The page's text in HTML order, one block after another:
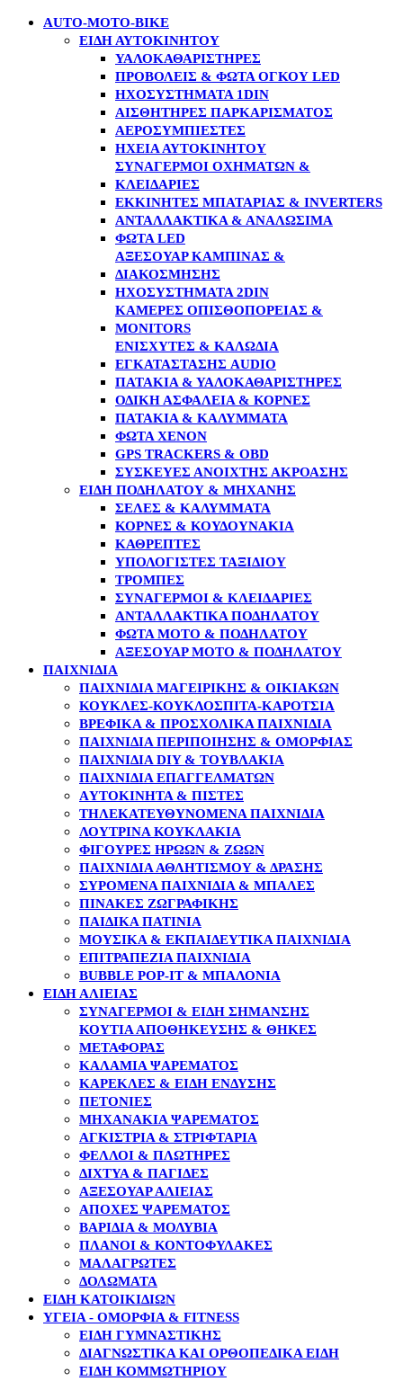
AUTO-MOTO-BIKE
ΕΊΔΗ ΑΥΤΟΚΙΝΉΤΟΥ
ΥΑΛΟΚΑΘΑΡΙΣΤΉΡΕΣ
ΠΡΟΒΟΛΕΊΣ & ΦΏΤΑ ΌΓΚΟΥ LED
ΗΧΟΣΥΣΤΉΜΑΤΑ 1DIN
ΑΙΣΘΗΤΉΡΕΣ ΠΑΡΚΑΡΊΣΜΑΤΟΣ
ΑΕΡΟΣΥΜΠΙΕΣΤΈΣ
ΗΧΕΊΑ ΑΥΤΟΚΙΝΉΤΟΥ
ΣΥΝΑΓΕΡΜΟΊ ΟΧΗΜΆΤΩΝ &
ΚΛΕΙΔΑΡΙΈΣ
ΕΚΚΙΝΗΤΈΣ ΜΠΑΤΑΡΊΑΣ & INVERTERS
ΑΝΤΑΛΛΑΚΤΙΚΆ & ΑΝΑΛΏΣΙΜΑ
ΦΏΤΑ LED
ΑΞΕΣΟΥΆΡ ΚΑΜΠΊΝΑΣ &
ΔΙΑΚΌΣΜΗΣΗΣ
ΗΧΟΣΥΣΤΉΜΑΤΑ 2DIN
ΚΆΜΕΡΕΣ ΟΠΙΣΘΟΠΟΡΕΊΑΣ &
MONITORS
ΕΝΙΣΧΥΤΈΣ & ΚΑΛΏΔΙΑ
ΕΓΚΑΤΆΣΤΑΣΗΣ AUDIO
ΠΑΤΆΚΙΑ & ΥΑΛΟΚΑΘΑΡΙΣΤΉΡΕΣ
ΟΔΙΚΉ ΑΣΦΆΛΕΙΑ & ΚΌΡΝΕΣ
ΠΑΤΆΚΙΑ & ΚΑΛΎΜΜΑΤΑ
ΦΏΤΑ XENON
GPS TRACKERS & OBD
ΣΥΣΚΕΥΈΣ ΑΝΟΙΧΤΉΣ ΑΚΡΌΑΣΗΣ
ΕΊΔΗ ΠΟΔΗΛΆΤΟΥ & ΜΗΧΑΝΉΣ
ΣΈΛΕΣ & ΚΑΛΎΜΜΑΤΑ
ΚΌΡΝΕΣ & ΚΟΥΔΟΥΝΆΚΙΑ
ΚΑΘΡΈΠΤΕΣ
ΥΠΟΛΟΓΙΣΤΈΣ ΤΑΞΙΔΊΟΥ
ΤΡΌΜΠΕΣ
ΣΥΝΑΓΕΡΜΟΊ & ΚΛΕΙΔΑΡΙΈΣ
ΑΝΤΑΛΛΑΚΤΙΚΆ ΠΟΔΗΛΆΤΟΥ
ΦΏΤΑ MOTO & ΠΟΔΗΛΆΤΟΥ
ΑΞΕΣΟΥΆΡ MOTO & ΠΟΔΗΛΆΤΟΥ
ΠΑΙΧΝΙΔΙΑ
ΠΑΙΧΝΊΔΙΑ ΜΑΓΕΙΡΙΚΉΣ & ΟΙΚΙΑΚΏΝ
ΚΟΎΚΛΕΣ-ΚΟΥΚΛΌΣΠΙΤΑ-ΚΑΡΌΤΣΙΑ
ΒΡΕΦΙΚΆ & ΠΡΟΣΧΟΛΙΚΆ ΠΑΙΧΝΊΔΙΑ
ΠΑΙΧΝΊΔΙΑ ΠΕΡΙΠΟΊΗΣΗΣ & ΟΜΟΡΦΙΆΣ
ΠΑΙΧΝΊΔΙΑ DIY & ΤΟΥΒΛΆΚΙΑ
ΠΑΙΧΝΊΔΙΑ ΕΠΑΓΓΕΛΜΆΤΩΝ
AΥΤΟΚΊΝΗΤΑ & ΠΊΣΤΕΣ
ΤΗΛΕΚΑΤΕΥΘΥΝΌΜΕΝΑ ΠΑΙΧΝΊΔΙΑ
ΛΟΎΤΡΙΝΑ ΚΟΥΚΛΆΚΙΑ
ΦΙΓΟΎΡΕΣ ΗΡΏΩΝ & ΖΏΩΝ
ΠΑΙΧΝΊΔΙΑ ΑΘΛΗΤΙΣΜΟΎ & ΔΡΆΣΗΣ
ΣΥΡΌΜΕΝΑ ΠΑΙΧΝΊΔΙΑ & ΜΠΆΛΕΣ
ΠΊΝΑΚΕΣ ΖΩΓΡΑΦΙΚΉΣ
ΠΑΙΔΙΚΆ ΠΑΤΊΝΙΑ
ΜΟΥΣΙΚΆ & ΕΚΠΑΙΔΕΥΤΙΚΆ ΠΑΙΧΝΊΔΙΑ
ΕΠΙΤΡΑΠΈΖΙΑ ΠΑΙΧΝΊΔΙΑ
BUBBLE POP-IT & ΜΠΑΛΌΝΙΑ
ΕΙΔΗ ΑΛΙΕΙΑΣ
ΣΥΝΑΓΕΡΜΟΊ & ΕΊΔΗ ΣΉΜΑΝΣΗΣ
ΚΟΥΤΙΆ ΑΠΟΘΉΚΕΥΣΗΣ & ΘΉΚΕΣ
ΜΕΤΑΦΟΡΆΣ
ΚΑΛΆΜΙΑ ΨΑΡΈΜΑΤΟΣ
ΚΑΡΈΚΛΕΣ & ΕΊΔΗ ΈΝΔΥΣΗΣ
ΠΕΤΟΝΙΈΣ
ΜΗΧΑΝΆΚΙΑ ΨΑΡΈΜΑΤΟΣ
ΑΓΚΊΣΤΡΙΑ & ΣΤΡΙΦΤΆΡΙΑ
ΦΕΛΛΟΊ & ΠΛΩΤΉΡΕΣ
ΔΊΧΤΥΑ & ΠΑΓΊΔΕΣ
ΑΞΕΣΟΥΆΡ ΑΛΙΕΊΑΣ
ΑΠΌΧΕΣ ΨΑΡΈΜΑΤΟΣ
ΒΑΡΊΔΙΑ & ΜΟΛΎΒΙΑ
ΠΛΆΝΟΙ & ΚΟΝΤΟΦΎΛΑΚΕΣ
ΜΑΛΑΓΡΩΤΈΣ
ΔΟΛΏΜΑΤΑ
ΕΙΔΗ ΚΑΤΟΙΚΙΔΙΩΝ
ΥΓΕΙΑ - ΟΜΟΡΦΙΑ & FITNESS
ΕΊΔΗ ΓΥΜΝΑΣΤΙΚΉΣ
ΔΙΑΓΝΩΣΤΙΚΆ ΚΑΙ ΟΡΘΟΠΕΔΙΚΆ ΕΊΔΗ
ΕΊΔΗ ΚΟΜΜΩΤΗΡΊΟΥ